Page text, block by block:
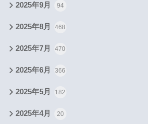
2025年9月 94
2025年8月 468
2025年7月 470
2025年6月 366
2025年5月 182
2025年4月 20